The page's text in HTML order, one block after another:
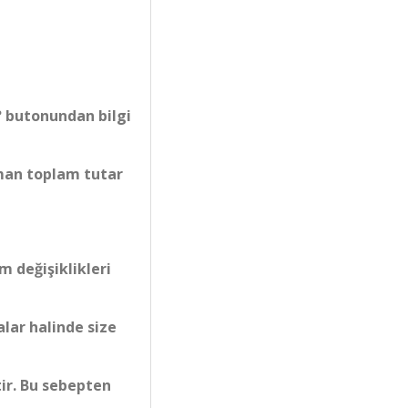
butonundan bilgi
toplam tutar
değişiklikleri
halinde size
Bu sebepten